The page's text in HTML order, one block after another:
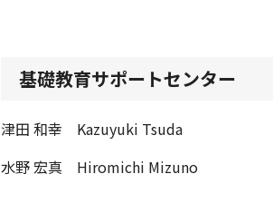
基礎教育サポートセンター
津田 和幸 Kazuyuki Tsuda
水野 宏真 Hiromichi Mizuno